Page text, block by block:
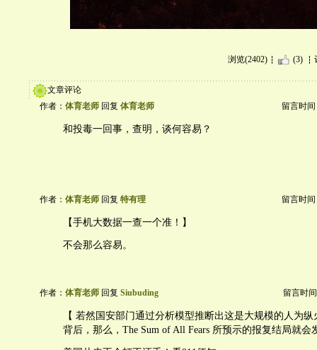
浏览(2402) (3)
文章评论
作者： 体育老师 回复 体育老师 留言时间
和投毒一回事，查明，谈何容易？
作者： 体育老师 回复 特有理 留言时间
【手机大数据一查一个准！】
不会那么容易。
作者： 体育老师 回复 Siubuding 留言时
【 若然国安部门通过分析模型推断出这是大规模的人为
背后，那么，The Sum of All Fears 所预示的报复结局就会